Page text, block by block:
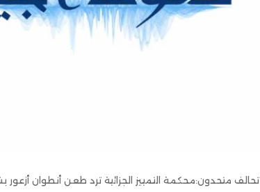
تحالف متحدون:محكمة التمييز الجزائية ترد طعن أنطوان